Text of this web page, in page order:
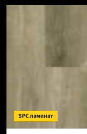
SPC ламинат